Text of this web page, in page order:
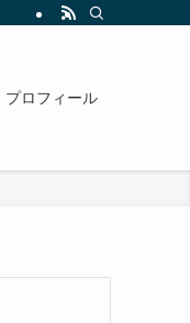
プロフィール